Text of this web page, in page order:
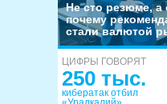
Не сто резюме, а
почему
стали валютой
ЦИФРЫ ГОВОРЯТ
250 тыс.
кибератак отбил